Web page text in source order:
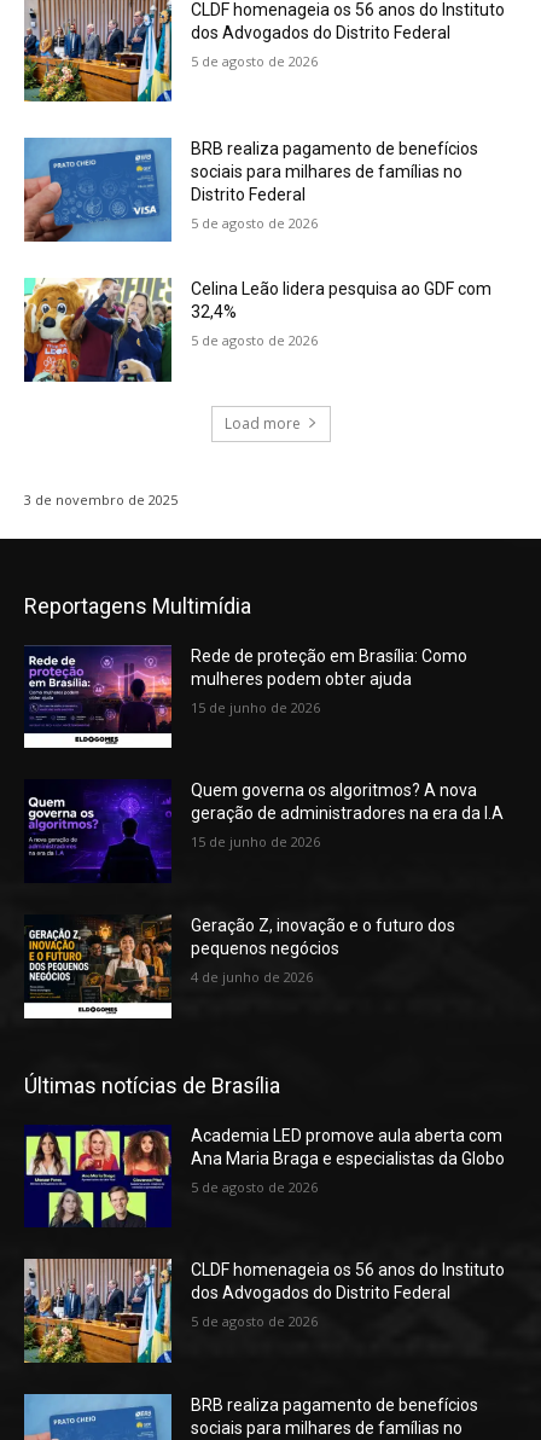
CLDF homenageia os 56 anos do Instituto
dos Advogados do Distrito Federal
5 de agosto de 2026
BRB realiza pagamento de benefícios
sociais para milhares de famílias no
Distrito Federal
5 de agosto de 2026
Celina Leão lidera pesquisa ao GDF com
32,4%
5 de agosto de 2026
Load more
3 de novembro de 2025
Reportagens Multimídia
Rede de proteção em Brasília: Como
mulheres podem obter ajuda
15 de junho de 2026
Quem governa os algoritmos? A nova
geração de administradores na era da I.A
15 de junho de 2026
Geração Z, inovação e o futuro dos
pequenos negócios
4 de junho de 2026
Últimas notícias de Brasília
Academia LED promove aula aberta com
Ana Maria Braga e especialistas da Globo
5 de agosto de 2026
CLDF homenageia os 56 anos do Instituto
dos Advogados do Distrito Federal
5 de agosto de 2026
BRB realiza pagamento de benefícios
sociais para milhares de famílias no